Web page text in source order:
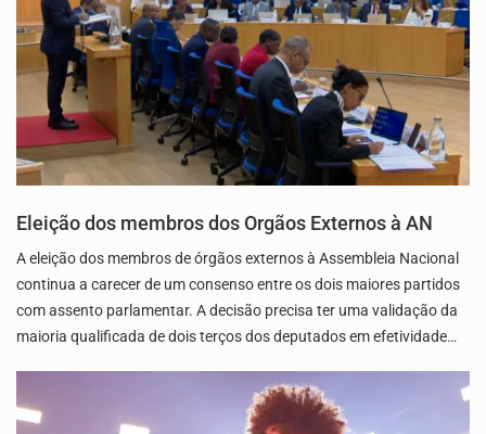
Eleição dos membros dos Orgãos Externos à AN
A eleição dos membros de órgãos externos à Assembleia Nacional
continua a carecer de um consenso entre os dois maiores partidos
com assento parlamentar. A decisão precisa ter uma validação da
maioria qualificada de dois terços dos deputados em efetividade…